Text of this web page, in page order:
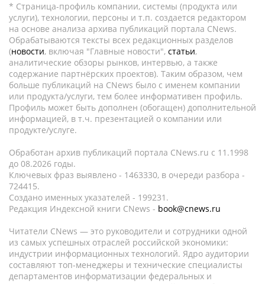
* Страница-профиль компании, системы (продукта или
услуги), технологии, персоны и т.п. создается редактором
на основе анализа архива публикаций портала CNews.
Обрабатываются тексты всех редакционных разделов
(новости, включая "Главные новости", статьи,
аналитические обзоры рынков, интервью, а также
содержание партнёрских проектов). Таким образом, чем
больше публикаций на CNews было с именем компании
или продукта/услуги, тем более информативен профиль.
Профиль может быть дополнен (обогащен) дополнительной
информацией, в т.ч. презентацией о компании или
продукте/услуге.
Обработан архив публикаций портала CNews.ru c 11.1998
до 08.2026 годы.
Ключевых фраз выявлено - 1463330, в очереди разбора -
724415.
Создано именных указателей - 199231.
Редакция Индексной книги CNews - book@cnews.ru
Читатели CNews — это руководители и сотрудники одной
из самых успешных отраслей российской экономики:
индустрии информационных технологий. Ядро аудитории
составляют топ-менеджеры и технические специалисты
департаментов информатизации федеральных и